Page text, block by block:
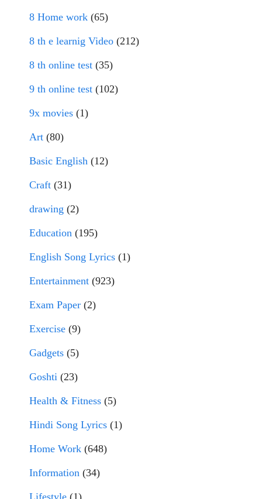
8 Home work (65)
8 th e learnig Video (212)
8 th online test (35)
9 th online test (102)
9x movies (1)
Art (80)
Basic English (12)
Craft (31)
drawing (2)
Education (195)
English Song Lyrics (1)
Entertainment (923)
Exam Paper (2)
Exercise (9)
Gadgets (5)
Goshti (23)
Health & Fitness (5)
Hindi Song Lyrics (1)
Home Work (648)
Information (34)